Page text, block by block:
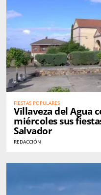
FIESTAS POPULARES
Villaveza del Agua
miércoles sus
Salvador
REDACCIÓN